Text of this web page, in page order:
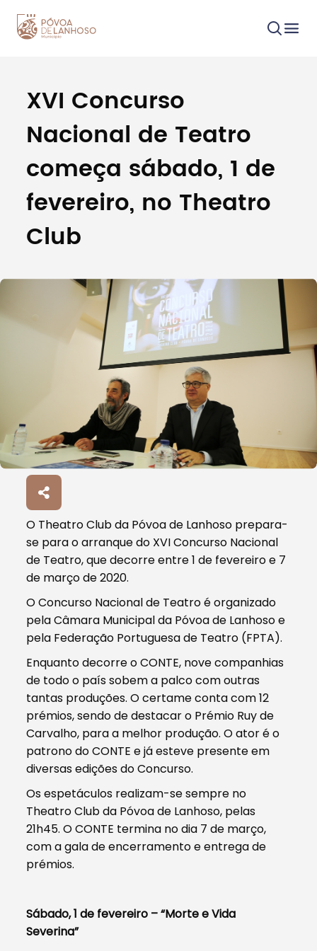
Procurar
Tipo de conteúdo
XVI Concurso
Nacional de Teatro
começa sábado, 1 de
fevereiro, no Theatro
Club
O Theatro Club da Póvoa de Lanhoso prepara-
se para o arranque do XVI Concurso Nacional
de Teatro, que decorre entre 1 de fevereiro e 7
de março de 2020.
O Concurso Nacional de Teatro é organizado
pela Câmara Municipal da Póvoa de Lanhoso e
pela Federação Portuguesa de Teatro (FPTA).
Enquanto decorre o CONTE, nove companhias
de todo o país sobem a palco com outras
tantas produções. O certame conta com 12
prémios, sendo de destacar o Prémio Ruy de
Carvalho, para a melhor produção. O ator é o
patrono do CONTE e já esteve presente em
diversas edições do Concurso.
Os espetáculos realizam-se sempre no
Theatro Club da Póvoa de Lanhoso, pelas
21h45. O CONTE termina no dia 7 de março,
com a gala de encerramento e entrega de
prémios.
Sábado, 1 de fevereiro – “Morte e Vida
Severina”